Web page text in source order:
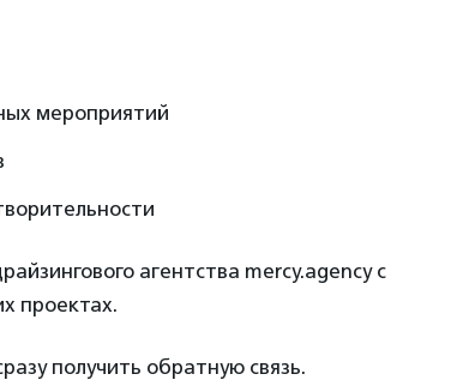
мероприятий
агентства mercy.agency с
проектах.
получить обратную связь.